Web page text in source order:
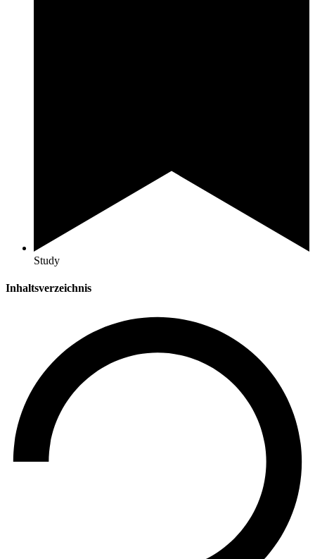
Study
Inhaltsverzeichnis